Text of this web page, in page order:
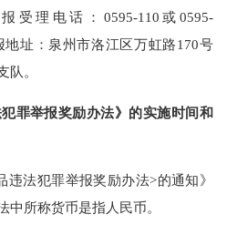
受理电话：0595-110或0595-
地址：泉州市洛江区万虹路170号
队。
举报奖励办法》的实施时间和
法犯罪举报奖励办法>的通知》
中所称货币是指人民币。